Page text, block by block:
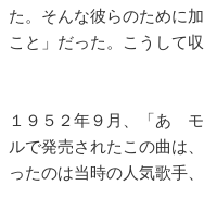
た。そんな彼らのために
こと」だった。こうして
１９５２年９月、「あゝ
ルで発売されたこの曲は
ったのは当時の人気歌手